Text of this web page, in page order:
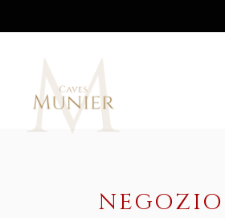
NEGOZIO